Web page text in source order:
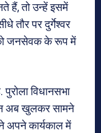
हैं, तो उन्हें इसमें
तौर पर दुर्गेश्वर
जनसेवक के रूप में
विधानसभा
अब खुलकर सामने
अपने कार्यकाल में